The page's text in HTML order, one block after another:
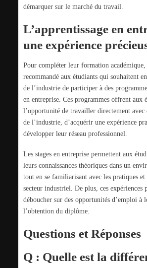
démarquer sur le marché du travail.
L’apprentissage en
une expérience
Pour compléter leur formation
recommandé aux étudiants qui souhaitent
de l’industrie de participer à des
en entreprise. Ces programmes offrent aux
l’opportunité de travailler directement avec
de l’industrie, d’acquérir une expérience
développer leur réseau professionnel.
Les stages en entreprise permettent aux
leurs connaissances théoriques dans un
tout en se familiarisant avec les pratiques et
secteur industriel. De plus, ces expériences
déboucher sur des opportunités d’emploi à
l’obtention du diplôme.
Questions et Réponses
Q : Quelle est la